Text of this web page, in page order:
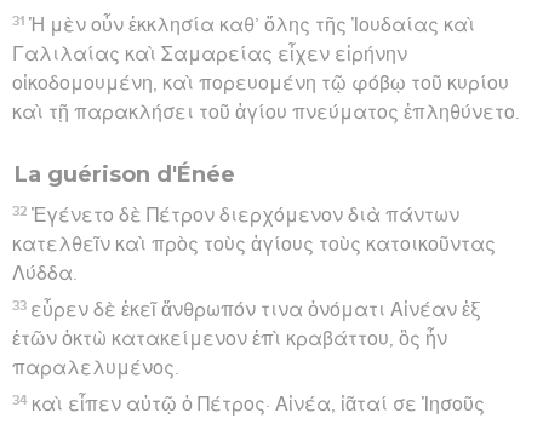
31 Ἡ μὲν οὖν ἐκκλησία καθ’ ὅλης τῆς Ἰουδαίας καὶ
Γαλιλαίας καὶ Σαμαρείας εἶχεν εἰρήνην
οἰκοδομουμένη, καὶ πορευομένη τῷ φόβῳ τοῦ κυρίου
καὶ τῇ παρακλήσει τοῦ ἁγίου πνεύματος ἐπληθύνετο.
La guérison d'Énée
32 Ἐγένετο δὲ Πέτρον διερχόμενον διὰ πάντων
κατελθεῖν καὶ πρὸς τοὺς ἁγίους τοὺς κατοικοῦντας
Λύδδα.
33 εὗρεν δὲ ἐκεῖ ἄνθρωπόν τινα ὀνόματι Αἰνέαν ἐξ
ἐτῶν ὀκτὼ κατακείμενον ἐπὶ κραβάττου, ὃς ἦν
παραλελυμένος.
34 καὶ εἶπεν αὐτῷ ὁ Πέτρος· Αἰνέα, ἰᾶταί σε Ἰησοῦς